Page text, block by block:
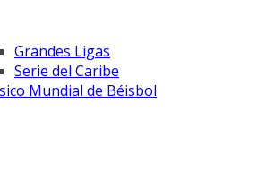
Grandes Ligas
Serie del Caribe
Mundial de Béisbol